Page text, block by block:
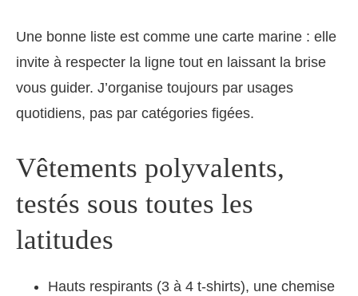
Une bonne liste est comme une carte marine : elle
invite à respecter la ligne tout en laissant la brise
vous guider. J’organise toujours par usages
quotidiens, pas par catégories figées.
Vêtements polyvalents,
testés sous toutes les
latitudes
Hauts respirants (3 à 4 t-shirts), une chemise